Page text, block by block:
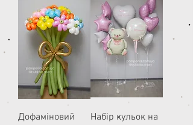
Дофаміновий
Набір кульок на